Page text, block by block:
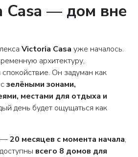
Casa — дом вне
Victoria Casa уже началось.
архитектуру,
Он задуман как
зелёными зонами,
местами для отдыха и
день будет ощущаться как
—20 месяцев с момента начала,
всего 8 домов для